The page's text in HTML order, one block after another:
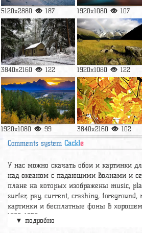
5120x2880 187 1920x1080 107
3840x2160 122 1920x1080 122
1920x1080 99 3840x2160 102
Comments system Cackle
У нас можно скачать обои и картинки
над океаном с падающими волнами и
плане на которых изображены music,
surfer, pay, current, crashing, foreground,
картинки и бесплатные фоны в хорошем
1680x1050.
▼ подробно